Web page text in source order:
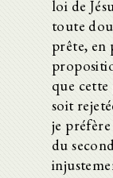
loi de
toute
prête, en
que
soit
je
du